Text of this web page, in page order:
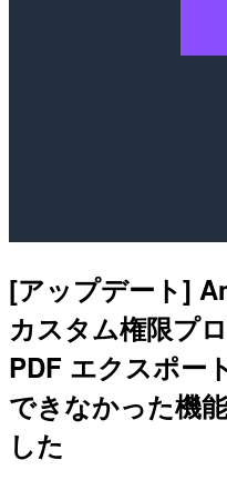
[アップデート]
カスタム権限プ
PDF エクスポー
できなかった機
した